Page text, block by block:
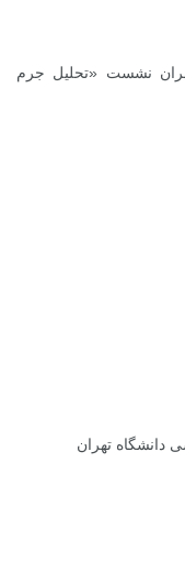
نشست «تحلیل جرم
دانشگاه تهران